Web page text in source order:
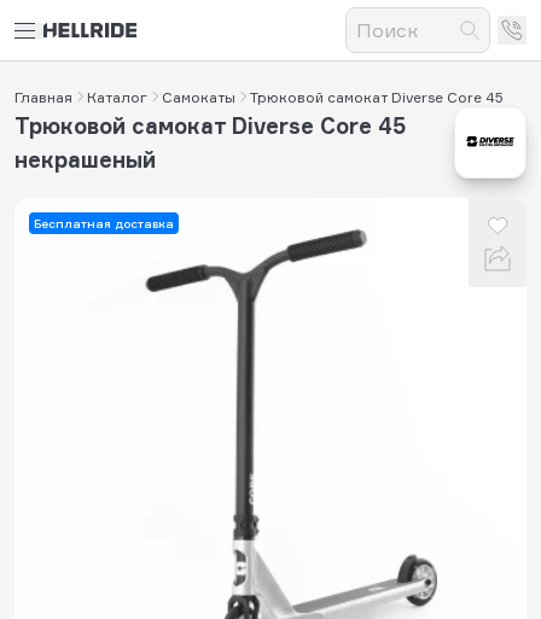
Главная Каталог Самокаты Трюковой самокат Diverse Core 45
Бесплатная доставка
Трюковой самокат Diverse Core 45
некрашеный